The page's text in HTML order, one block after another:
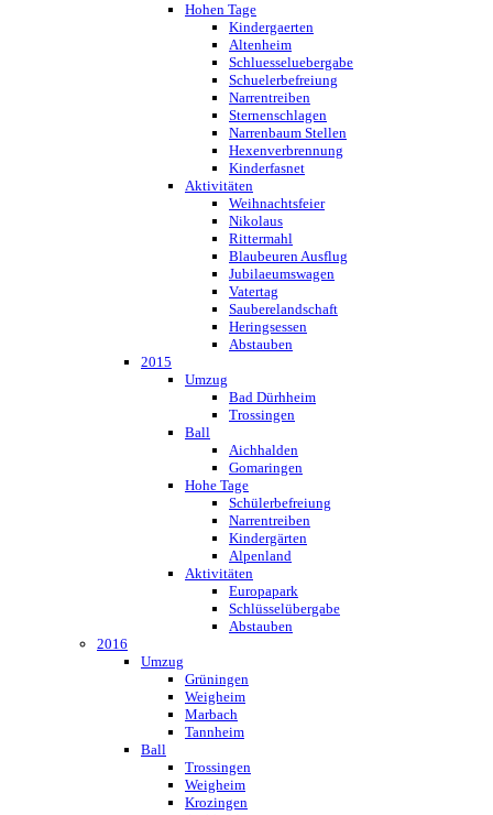
Hohen Tage
Kindergaerten
Altenheim
Schluesseluebergabe
Schuelerbefreiung
Narrentreiben
Sternenschlagen
Narrenbaum Stellen
Hexenverbrennung
Kinderfasnet
Aktivitäten
Weihnachtsfeier
Nikolaus
Rittermahl
Blaubeuren Ausflug
Jubilaeumswagen
Vatertag
Sauberelandschaft
Heringsessen
Abstauben
2015
Umzug
Bad Dürhheim
Trossingen
Ball
Aichhalden
Gomaringen
Hohe Tage
Schülerbefreiung
Narrentreiben
Kindergärten
Alpenland
Aktivitäten
Europapark
Schlüsselübergabe
Abstauben
2016
Umzug
Grüningen
Weigheim
Marbach
Tannheim
Ball
Trossingen
Weigheim
Krozingen